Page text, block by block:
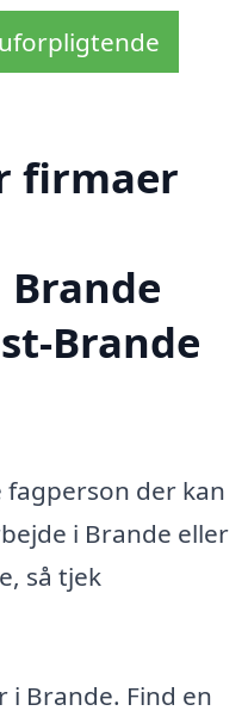
firmaer
Brande
der kan
i Brande eller
så tjek
i Brande. Find en